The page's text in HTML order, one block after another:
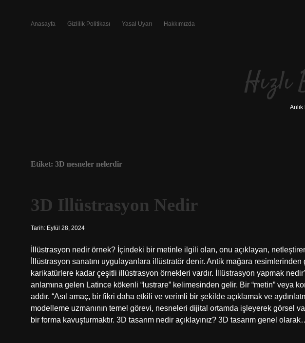
Anasayfa Gizlilik Politikası Yasal Uyarı Hakkımızda
Hızlı
Etiket: 3D nesneler nelerdir
3D Illüstrasyon Nedir
Tarih: Eylül 28, 2024
İllüstrasyon nedir örnek? İçindeki bir metinle ilgili olan, onu açıklayan,
İllüstrasyon sanatını uygulayanlara illüstratör denir. Antik mağara
karikatürlere kadar çeşitli illüstrasyon örnekleri vardır. İllüstrasyon yapmak
anlamına gelen Latince kökenli “lustrare” kelimesinden gelir. Bir “metin” veya
addır. “Asıl amaç, bir fikri daha etkili ve verimli bir şekilde açıklamak ve
modelleme uzmanının temel görevi, nesneleri dijital ortamda işleyerek görsel
bir forma kavuşturmaktır. 3D tasarım nedir açıklayınız? 3D tasarım genel